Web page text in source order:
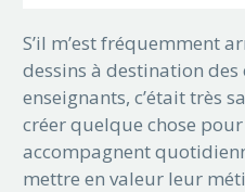
S’il m’est fréquemment
dessins à destination des
enseignants, c’était très
créer quelque chose
accompagnent
mettre en valeur leur